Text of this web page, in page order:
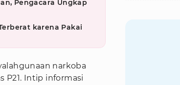
Pengacara Ungkap
karena Pakai
narkoba
P21. Intip informasi